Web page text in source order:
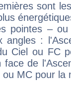
sont
pointes –
angles :
Ciel ou FC
face de
ou MC pour la